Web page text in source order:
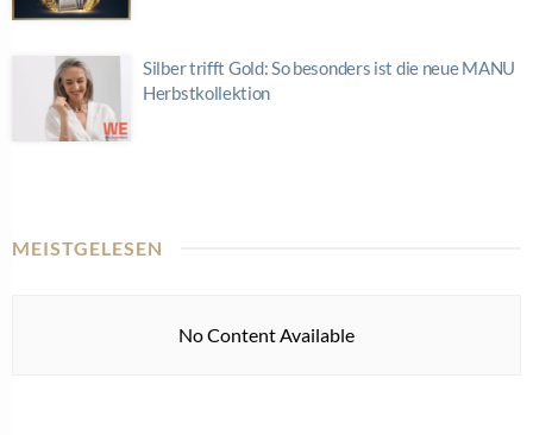
Silber trifft Gold: So besonders ist die neue MANU
Herbstkollektion
MEISTGELESEN
No Content Available